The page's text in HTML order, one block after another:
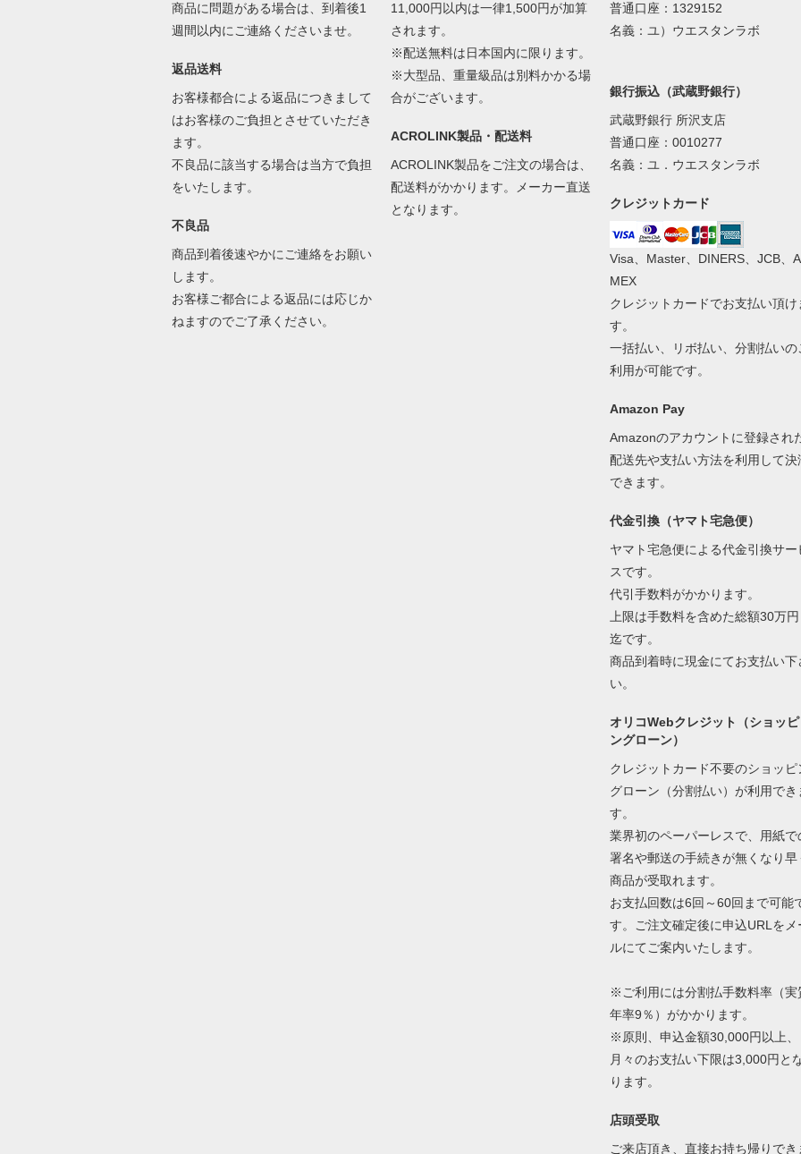
商品に問題がある場合は、到着後1
週間以内にご連絡くださいませ。
返品送料
お客様都合による返品につきまして
はお客様のご負担とさせていただき
ます。
不良品に該当する場合は当方で負担
をいたします。
不良品
商品到着後速やかにご連絡をお願い
します。
お客様ご都合による返品には応じか
ねますのでご了承ください。
11,000円以内は一律1,500円が加算
されます。
※配送無料は日本国内に限ります。
※大型品、重量級品は別料かかる場
合がございます。
ACROLINK製品・配送料
ACROLINK製品をご注文の場合は、
配送料がかかります。メーカー直送
となります。
普通口座：1329152
名義：ユ）ウエスタンラボ
銀行振込（武蔵野銀行）
武蔵野銀行 所沢支店
普通口座：0010277
名義：ユ．ウエスタンラボ
クレジットカード
Visa、Master、DINERS、JCB、A
MEX
クレジットカードでお支払い頂け
す。
一括払い、リボ払い、分割払いの
利用が可能です。
Amazon Pay
Amazonのアカウントに登録され
配送先や支払い方法を利用して決
できます。
代金引換（ヤマト宅急便）
ヤマト宅急便による代金引換サー
スです。
代引手数料がかかります。
上限は手数料を含めた総額30万円
迄です。
商品到着時に現金にてお支払い下
い。
オリコWebクレジット（ショッピ
ングローン）
クレジットカード不要のショッピ
グローン（分割払い）が利用でき
す。
業界初のペーパーレスで、用紙で
署名や郵送の手続きが無くなり早
商品が受取れます。
お支払回数は6回～60回まで可能
す。ご注文確定後に申込URLをメ
ルにてご案内いたします。
※ご利用には分割払手数料率（実
年率9％）がかかります。
※原則、申込金額30,000円以上、
月々のお支払い下限は3,000円と
ります。
店頭受取
ご来店頂き、直接お持ち帰りでき